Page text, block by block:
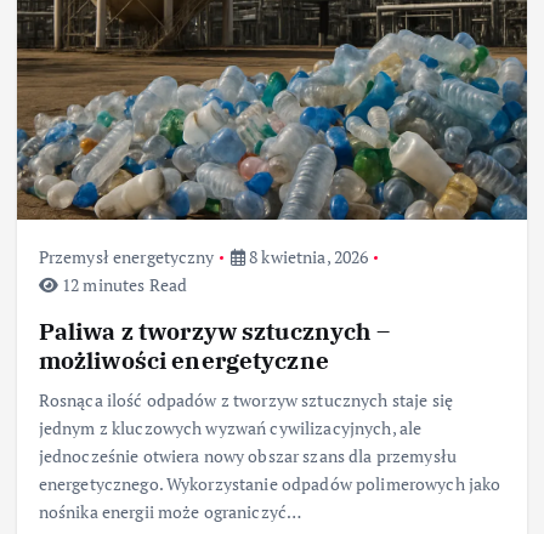
Przemysł energetyczny
8 kwietnia, 2026
12 minutes Read
Paliwa z tworzyw sztucznych –
możliwości energetyczne
Rosnąca ilość odpadów z tworzyw sztucznych staje się
jednym z kluczowych wyzwań cywilizacyjnych, ale
jednocześnie otwiera nowy obszar szans dla przemysłu
energetycznego. Wykorzystanie odpadów polimerowych jako
nośnika energii może ograniczyć…